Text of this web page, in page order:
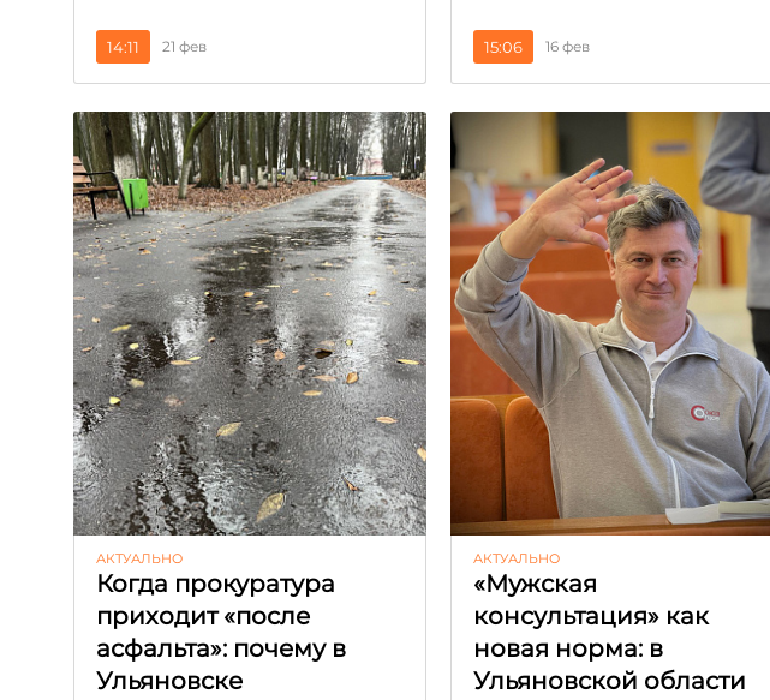
14:11 21 фев 15:06 16 фев
АКТУАЛЬНО
Когда прокуратура
приходит «после
асфальта»: почему в
Ульяновске
АКТУАЛЬНО
«Мужская
консультация» как
новая норма: в
Ульяновской области